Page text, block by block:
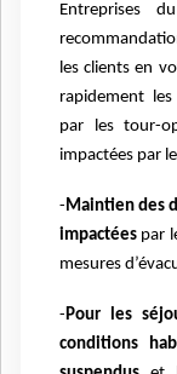
Entreprises
les clients en
rapidement
par les tour-
impactées par
-Maintien des
impactées par
mesures
-Pour les
conditions